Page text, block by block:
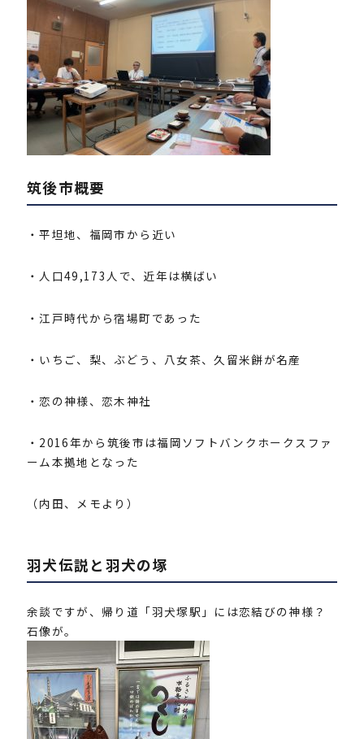
筑後市概要
・平坦地、福岡市から近い
・人口49,173人で、近年は横ばい
・江戸時代から宿場町であった
・いちご、梨、ぶどう、八女茶、久留米餅が名産
・恋の神様、恋木神社
・2016年から筑後市は福岡ソフトバンクホークスファ
ーム本拠地となった
（内田、メモより）
羽犬伝説と羽犬の塚
余談ですが、帰り道「羽犬塚駅」には恋結びの神様？
石像が。